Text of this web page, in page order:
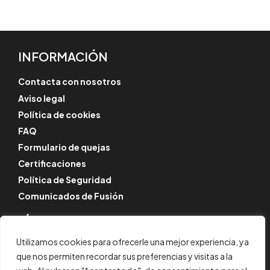
Utilizamos cookies para ofrecerle una mejor experiencia, ya
que nos permiten recordar sus preferencias y visitas a la
INFORMACIÓN
Contacta con nosotros
Aviso legal
Política de cookies
FAQ
Formulario de quejas
Certificaciones
Política de Seguridad
Comunicados de Fusión
SÍGUENOS
Instagram
LinkedIn